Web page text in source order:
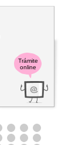
Trámite
online